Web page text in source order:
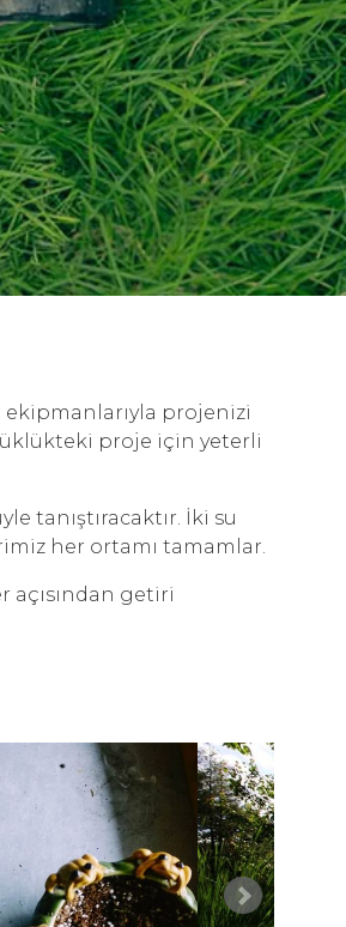
ekipmanlarıyla projenizi
proje için yeterli
tanıştıracaktır. İki su
her ortamı tamamlar.
açısından getiri